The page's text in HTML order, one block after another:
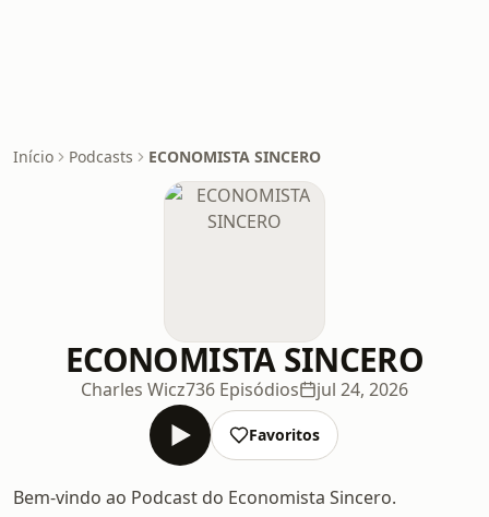
Início Podcasts ECONOMISTA SINCERO
ECONOMISTA SINCERO
Charles Wicz736 Episódios jul 24, 2026
Favoritos
Bem-vindo ao Podcast do Economista Sincero.